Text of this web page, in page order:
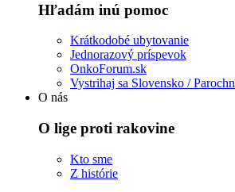
Hľadám inú pomoc
Krátkodobé ubytovanie
Jednorazový príspevok
OnkoForum.sk
Vystrihaj sa Slovensko /
O nás
O lige proti rakovine
Kto sme
Z histórie